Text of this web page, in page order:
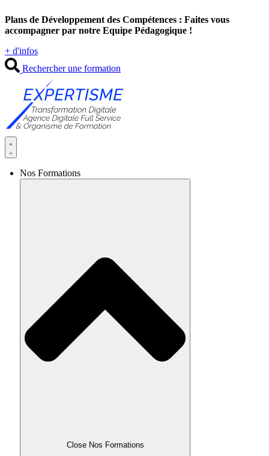
au
contenu
Plans de Développement des Compétences : Faites vous
accompagner par notre Equipe Pédagogique !
+ d'infos
Rechercher une formation
Nos Formations
Close Nos Formations